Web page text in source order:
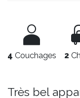
4 Couchages 2
Très bel